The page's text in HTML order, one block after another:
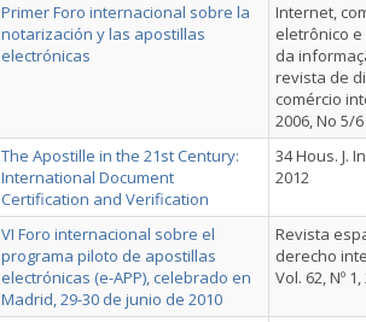
Primer Foro internacional sobre la
notarización y las apostillas
electrónicas
Internet,
eletrônico
da
revista de
comércio
2006, No 5/6
The Apostille in the 21st Century:
International Document
Certification and Verification
34 Hous. J.
2012
VI Foro internacional sobre el
programa piloto de apostillas
electrónicas (e-APP), celebrado en
Madrid, 29-30 de junio de 2010
Revista
derecho
Vol. 62, Nº